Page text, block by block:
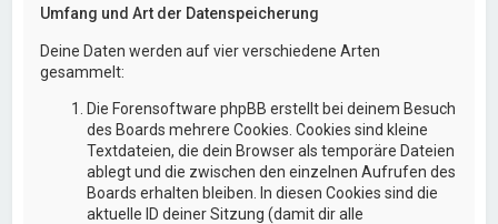
Umfang und Art der Datenspeicherung
Deine Daten werden auf vier verschiedene Arten
gesammelt:
Die Forensoftware phpBB erstellt bei deinem Besuch
des Boards mehrere Cookies. Cookies sind kleine
Textdateien, die dein Browser als temporäre Dateien
ablegt und die zwischen den einzelnen Aufrufen des
Boards erhalten bleiben. In diesen Cookies sind die
aktuelle ID deiner Sitzung (damit dir alle